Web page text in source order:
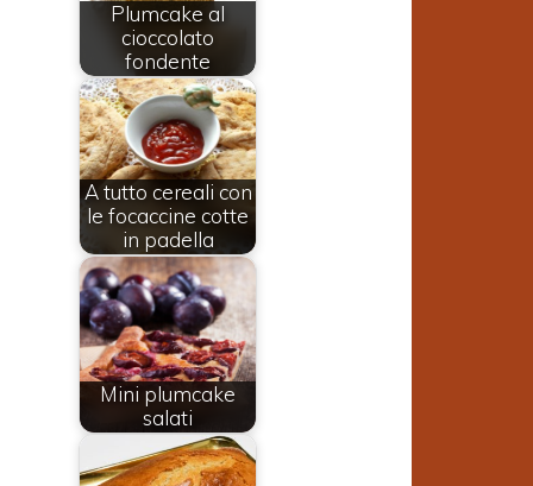
Plumcake al
cioccolato
fondente
A tutto cereali con
le focaccine cotte
in padella
Mini plumcake
salati